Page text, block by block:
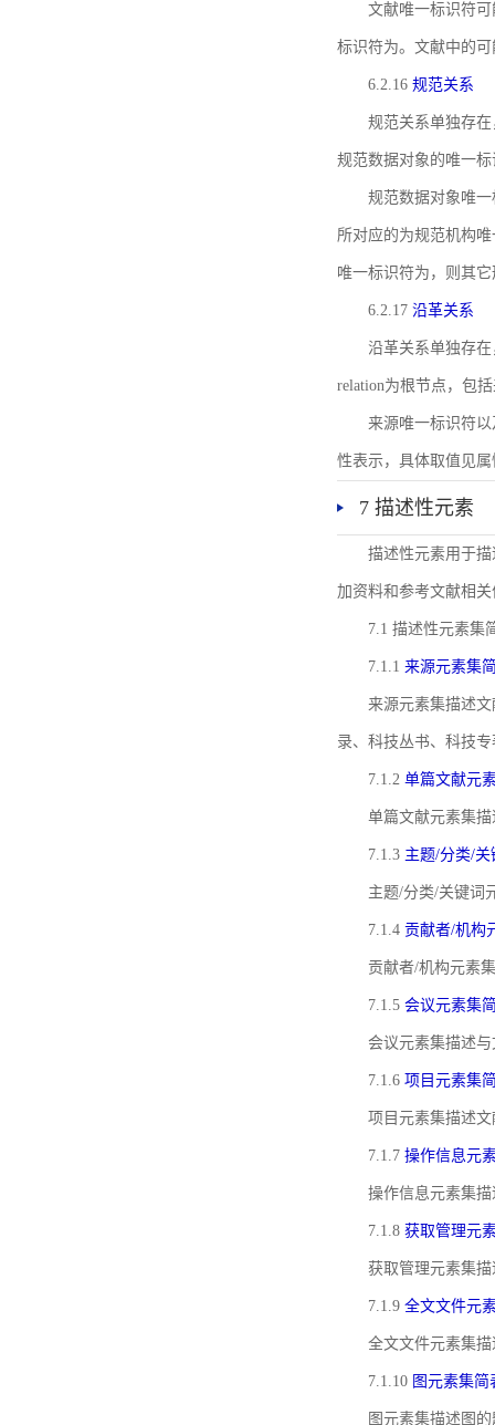
文献唯一标识符
标识符为。文献中的
6.2.16 规范关系
规范关系单独存
规范数据对象的唯一
规范数据对象唯一
所对应的为规范机构
唯一标识符为，则其
6.2.17 沿革关系
沿革关系单独存
relation为根节点，包
来源唯一标识符以
性表示，具体取值见属
7 描述性元素
描述性元素用于
加资料和参考文献相
7.1 描述性元素集
7.1.1 来源元素集
来源元素集描述
录、科技丛书、科技
7.1.2 单篇文献元
单篇文献元素集
7.1.3 主题/分类/
主题/分类/关键词
7.1.4 贡献者/机构
贡献者/机构元素
7.1.5 会议元素集
会议元素集描述
7.1.6 项目元素集
项目元素集描述
7.1.7 操作信息元
操作信息元素集
7.1.8 获取管理元
获取管理元素集
7.1.9 全文文件元
全文文件元素集
7.1.10 图元素集简
图元素集描述图